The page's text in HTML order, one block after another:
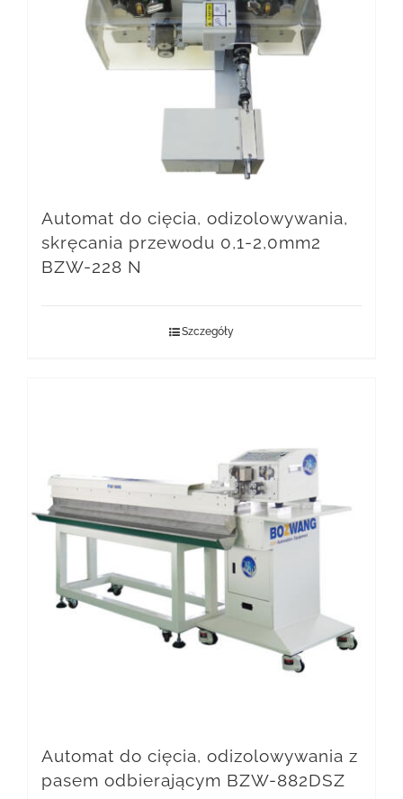
Automat do cięcia, odizolowywania,
skręcania przewodu 0,1-2,0mm2
BZW-228 N
Szczegóły
Automat do cięcia, odizolowywania z
pasem odbierającym BZW-882DSZ